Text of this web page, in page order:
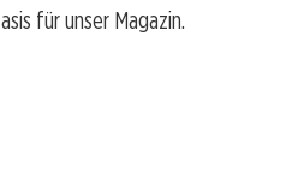
für unser Magazin.